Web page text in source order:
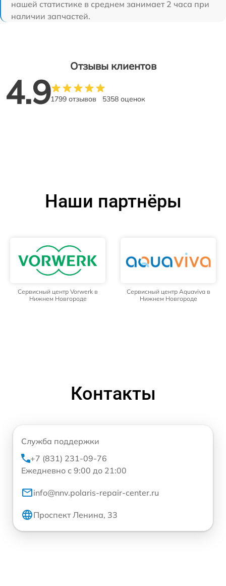
нашей статистике в среднем занимает 2 часа при
наличии запчастей.
Отзывы клиентов
4.91799 отзывов 5358 оценок
Наши партнёры
Сервисный центр Vorwerk в
Нижнем Новгороде
Сервисный центр Aquaviva в
Нижнем Новгороде
Контакты
Служба поддержки
+7 (831) 231-09-76
Ежедневно с 9:00 до 21:00
info@nnv.polaris-repair-center.ru
Проспект Ленина, 33